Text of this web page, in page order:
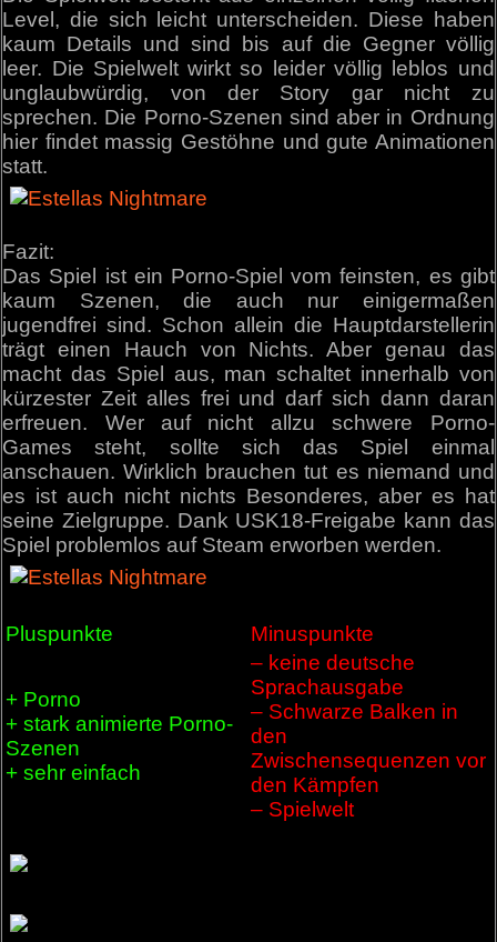
Level, die sich leicht unterscheiden. Diese haben
kaum Details und sind bis auf die Gegner völlig
leer. Die Spielwelt wirkt so leider völlig leblos und
unglaubwürdig, von der Story gar nicht zu
sprechen. Die Porno-Szenen sind aber in Ordnung
hier findet massig Gestöhne und gute Animationen
statt.
Fazit:
Das Spiel ist ein Porno-Spiel vom feinsten, es gibt
kaum Szenen, die auch nur einigermaßen
jugendfrei sind. Schon allein die Hauptdarstellerin
trägt einen Hauch von Nichts. Aber genau das
macht das Spiel aus, man schaltet innerhalb von
kürzester Zeit alles frei und darf sich dann daran
erfreuen. Wer auf nicht allzu schwere Porno-
Games steht, sollte sich das Spiel einmal
anschauen. Wirklich brauchen tut es niemand und
es ist auch nicht nichts Besonderes, aber es hat
seine Zielgruppe. Dank USK18-Freigabe kann das
Spiel problemlos auf Steam erworben werden.
Pluspunkte Minuspunkte
+ Porno
+ stark animierte Porno-
Szenen
+ sehr einfach
– keine deutsche
Sprachausgabe
– Schwarze Balken in
den
Zwischensequenzen vor
den Kämpfen
– Spielwelt